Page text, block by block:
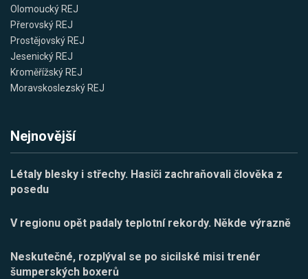
Olomoucký REJ
Přerovský REJ
Prostějovský REJ
Jesenický REJ
Kroměřížský REJ
Moravskoslezský REJ
Nejnovější
Létaly blesky i střechy. Hasiči zachraňovali člověka z
posedu
V regionu opět padaly teplotní rekordy. Někde výrazně
Neskutečné, rozplýval se po sicilské misi trenér
šumperských boxerů